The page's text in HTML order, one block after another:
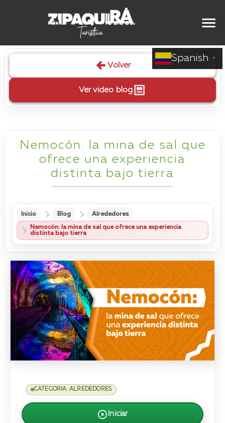
Spanish ▼
Volver
Ver video blog
Nemocón: la mina de sal que
ofrece una experiencia
distinta bajo tierra
Inicio Blog Alrededores
Nemocón: la mina de sal que ofrece una experiencia
distinta bajo tierra
CATEGORIA: ALREDEDORES
Iniciar